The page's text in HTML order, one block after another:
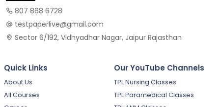
807 868 6728
testpaperlive@gmail.com
Sector 6/192, Vidhyadhar Nagar, Jaipur Rajasthan
Quick Links
About Us
All Courses
Our YouTube Channels
TPL Nursing Classes
TPL Paramedical Classes